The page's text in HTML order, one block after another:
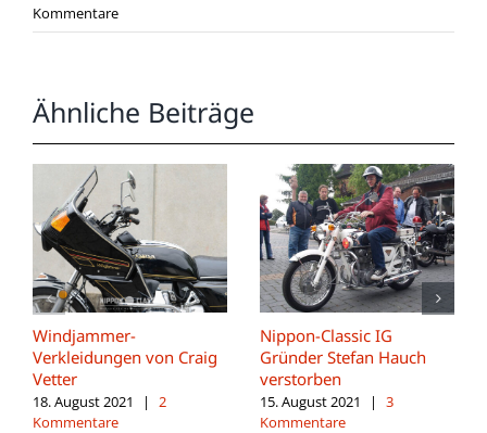
Kommentare
Ähnliche Beiträge
Windjammer-
Verkleidungen von Craig
Vetter
18. August 2021 |
2
Kommentare
Nippon-Classic IG
Gründer Stefan Hauch
verstorben
15. August 2021 |
3
Kommentare